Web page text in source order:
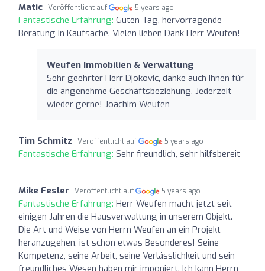
Matic Veröffentlicht auf 5 years ago
Fantastische Erfahrung: Guten Tag, hervorragende
Beratung in Kaufsache. Vielen lieben Dank Herr Weufen!
Weufen Immobilien & Verwaltung
Sehr geehrter Herr Djokovic, danke auch Ihnen für
die angenehme Geschäftsbeziehung. Jederzeit
wieder gerne! Joachim Weufen
Tim Schmitz Veröffentlicht auf 5 years ago
Fantastische Erfahrung: Sehr freundlich, sehr hilfsbereit
Mike Fesler Veröffentlicht auf 5 years ago
Fantastische Erfahrung: Herr Weufen macht jetzt seit
einigen Jahren die Hausverwaltung in unserem Objekt.
Die Art und Weise von Herrn Weufen an ein Projekt
heranzugehen, ist schon etwas Besonderes! Seine
Kompetenz, seine Arbeit, seine Verlässlichkeit und sein
freundliches Wesen haben mir imponiert. Ich kann Herrn